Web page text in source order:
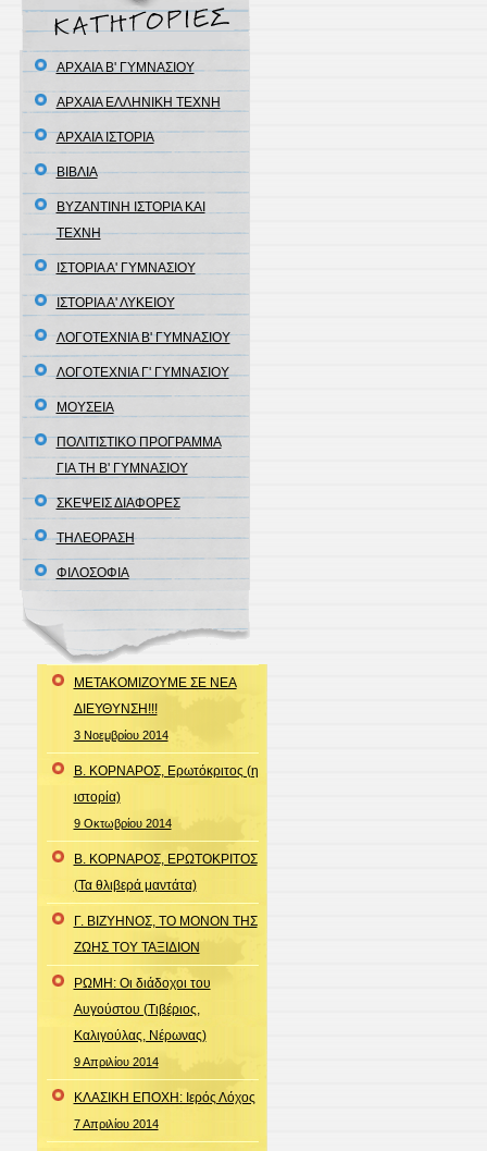
ΑΡΧΑΙΑ Β' ΓΥΜΝΑΣΙΟΥ
ΑΡΧΑΙΑ ΕΛΛΗΝΙΚΗ ΤΕΧΝΗ
ΑΡΧΑΙΑ ΙΣΤΟΡΙΑ
ΒΙΒΛΙΑ
ΒΥΖΑΝΤΙΝΗ ΙΣΤΟΡΙΑ ΚΑΙ
ΤΕΧΝΗ
ΙΣΤΟΡΙΑ Α' ΓΥΜΝΑΣΙΟΥ
ΙΣΤΟΡΙΑ Α' ΛΥΚΕΙΟΥ
ΛΟΓΟΤΕΧΝΙΑ Β' ΓΥΜΝΑΣΙΟΥ
ΛΟΓΟΤΕΧΝΙΑ Γ' ΓΥΜΝΑΣΙΟΥ
ΜΟΥΣΕΙΑ
ΠΟΛΙΤΙΣΤΙΚΟ ΠΡΟΓΡΑΜΜΑ
ΓΙΑ ΤΗ Β' ΓΥΜΝΑΣΙΟΥ
ΣΚΕΨΕΙΣ ΔΙΑΦΟΡΕΣ
ΤΗΛΕΟΡΑΣΗ
ΦΙΛΟΣΟΦΙΑ
ΜΕΤΑΚΟΜΙΖΟΥΜΕ ΣΕ ΝΕΑ
ΔΙΕΥΘΥΝΣΗ!!!
3 Νοεμβρίου 2014
Β. ΚΟΡΝΑΡΟΣ, Ερωτόκριτος (η
ιστορία)
9 Οκτωβρίου 2014
Β. ΚΟΡΝΑΡΟΣ, ΕΡΩΤΟΚΡΙΤΟΣ
(Τα θλιβερά μαντάτα)
Γ. ΒΙΖΥΗΝΟΣ, ΤΟ ΜΟΝΟΝ ΤΗΣ
ΖΩΗΣ ΤΟΥ ΤΑΞΙΔΙΟΝ
ΡΩΜΗ: Οι διάδοχοι του
Αυγούστου (Τιβέριος,
Καλιγούλας, Νέρωνας)
9 Απριλίου 2014
ΚΛΑΣΙΚΗ ΕΠΟΧΗ: Ιερός Λόχος
7 Απριλίου 2014